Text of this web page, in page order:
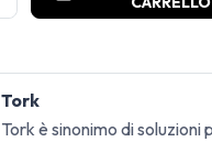
Tork
Tork è sinonimo di